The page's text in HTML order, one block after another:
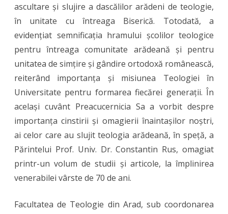
ascultare și slujire a dascălilor arădeni de teologie,
în unitate cu întreaga Biserică. Totodată, a
evidențiat semnificația hramului școlilor teologice
pentru întreaga comunitate arădeană și pentru
unitatea de simțire și gândire ortodoxă românească,
reiterând importanța și misiunea Teologiei în
Universitate pentru formarea fiecărei generații. În
același cuvânt Preacucernicia Sa a vorbit despre
importanța cinstirii și omagierii înaintașilor noștri,
ai celor care au slujit teologia arădeană, în speță, a
Părintelui Prof. Univ. Dr. Constantin Rus, omagiat
printr-un volum de studii și articole, la împlinirea
venerabilei vârste de 70 de ani.
Facultatea de Teologie din Arad, sub coordonarea